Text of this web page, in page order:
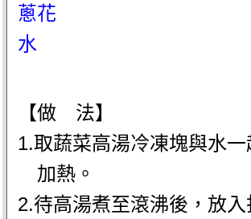
蔥花
水
【做 法】
1.取蔬菜高湯冷凍塊與水
加熱。
2.待高湯煮至滾沸後，放